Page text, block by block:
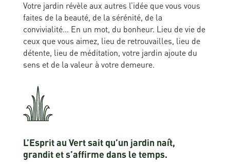
Votre jardin révèle aux autres l’idée que vous vous
faites de la beauté, de la sérénité, de la
convivialité… En un mot, du bonheur. Lieu de vie de
ceux que vous aimez, lieu de retrouvailles, lieu de
détente, lieu de méditation, votre jardin ajoute du
sens et de la valeur à votre demeure.
L’Esprit au Vert sait qu’un jardin naît,
grandit et s’affirme dans le temps.